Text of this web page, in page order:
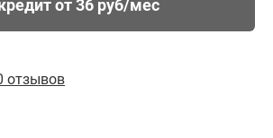
от 36 руб/мес
отзывов